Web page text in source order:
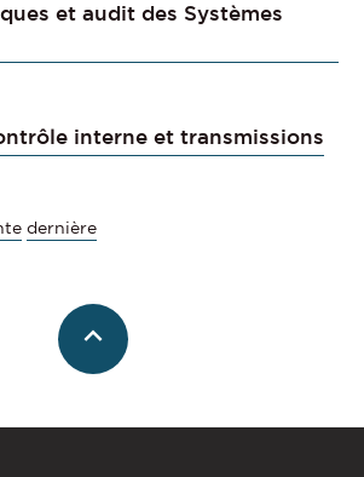
et audit des Systèmes
interne et transmissions
dernière